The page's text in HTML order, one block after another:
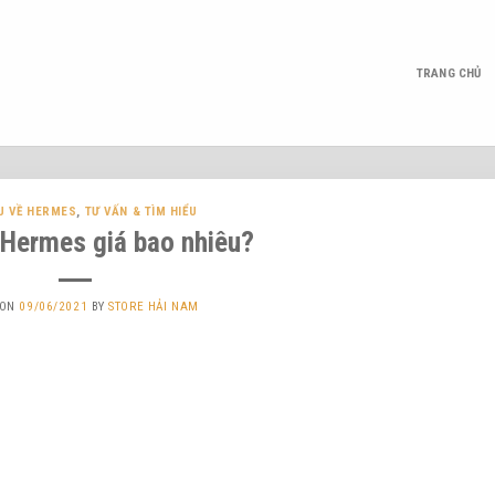
TRANG CHỦ
VỀ HERMES, TƯ VẤN & TÌM HIỂU
giá bao nhiêu?
09/06/2021 BYSTORE HẢI NAM